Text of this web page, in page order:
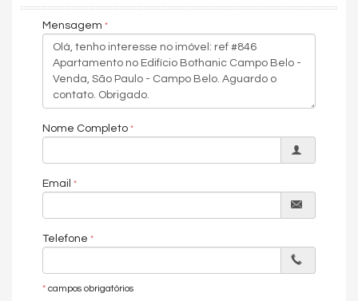
O apartamento fica localizado no melhor do Campo Belo, uma
região que promove qualidade de vida e fácil acesso a
diversos pontos da cidade. O bairro por si só é repleto de
comércios locais, padarias, supermercados e restaurantes.
Próximo das principais vias e acesso como Jornalista Roberto
Marinho e Vereador José Diniz.
Condições de pagamento: À vista ou financiamento. Agende
Churrasqueira
Área de Serviço
Living
Mensagem
Nome Completo
Email
Telefone
* campos obrigatórios